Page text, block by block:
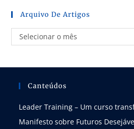
Arquivo De Artigos
Selecionar o mês
Canteúdos
Leader Training – Um curso
Manifesto sobre Futuros